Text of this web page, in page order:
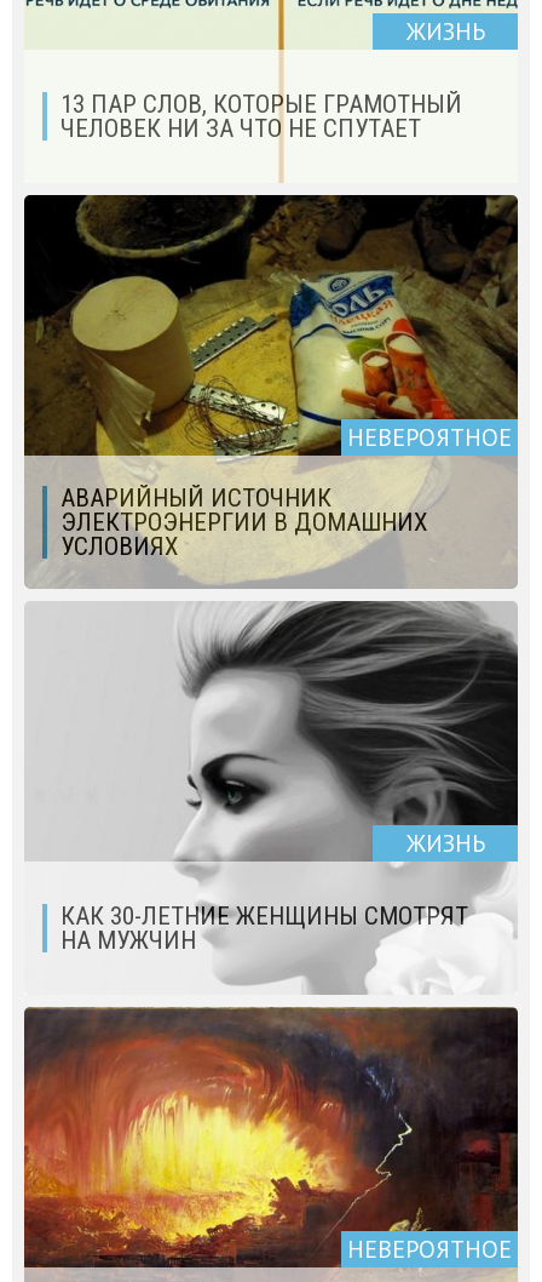
ЖИЗНЬ
13 ПАР СЛОВ, КОТОРЫЕ ГРАМОТНЫЙ
ЧЕЛОВЕК НИ ЗА ЧТО НЕ СПУТАЕТ
НЕВЕРОЯТНОЕ
АВАРИЙНЫЙ ИСТОЧНИК
ЭЛЕКТРОЭНЕРГИИ В ДОМАШНИХ
УСЛОВИЯХ
ЖИЗНЬ
КАК 30-ЛЕТНИЕ ЖЕНЩИНЫ СМОТРЯТ
НА МУЖЧИН
НЕВЕРОЯТНОЕ